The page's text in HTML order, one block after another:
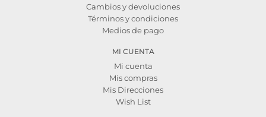
Cambios y devoluciones
Términos y condiciones
Medios de pago
MI CUENTA
Mi cuenta
Mis compras
Mis Direcciones
Wish List